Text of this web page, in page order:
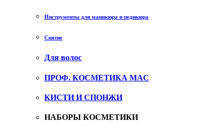
Инструменты для маникюра и педикюра
Снятие
Для волос
ПРОФ. КОСМЕТИКА MAC
КИСТИ И СПОНЖИ
НАБОРЫ КОСМЕТИКИ